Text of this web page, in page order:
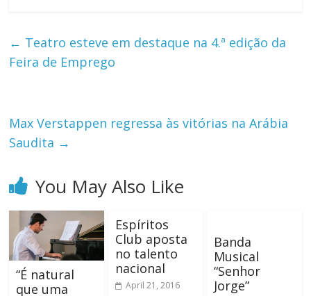
← Teatro esteve em destaque na 4.ª edição da
Feira de Emprego
Max Verstappen regressa às vitórias na Arábia
Saudita →
You May Also Like
“É natural
que uma
Espíritos
Club aposta
no talento
nacional
April 21, 2016
Banda
Musical
“Senhor
Jorge”